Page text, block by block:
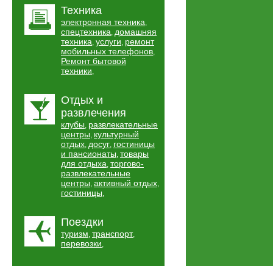
Техника
электронная техника,
спецтехника, домашняя
техника, услуги, ремонт
мобильных телефонов,
Ремонт бытовой
техники,
Отдых и
развлечения
клубы, развлекательные
центры, культурный
отдых, досуг, гостиницы
и пансионаты, товары
для отдыха, торгово-
развлекательные
центры, активный отдых,
гостиницы,
Поездки
туризм, транспорт,
перевозки,